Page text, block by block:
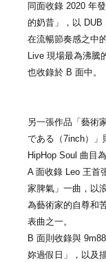
同面收錄 2020 年
的奶昔」，以
在流暢節奏感之中
Live 現場最為沸騰
也收錄於 B 面中。
另一張作品「藝術
である（7inch）」
HipHop Soul 曲目為
A 面收錄 Leo 王首
家脾氣」一曲，以
為藝術家的自尊和
表曲之一。
B 面則收錄與
妳過假日」，以及